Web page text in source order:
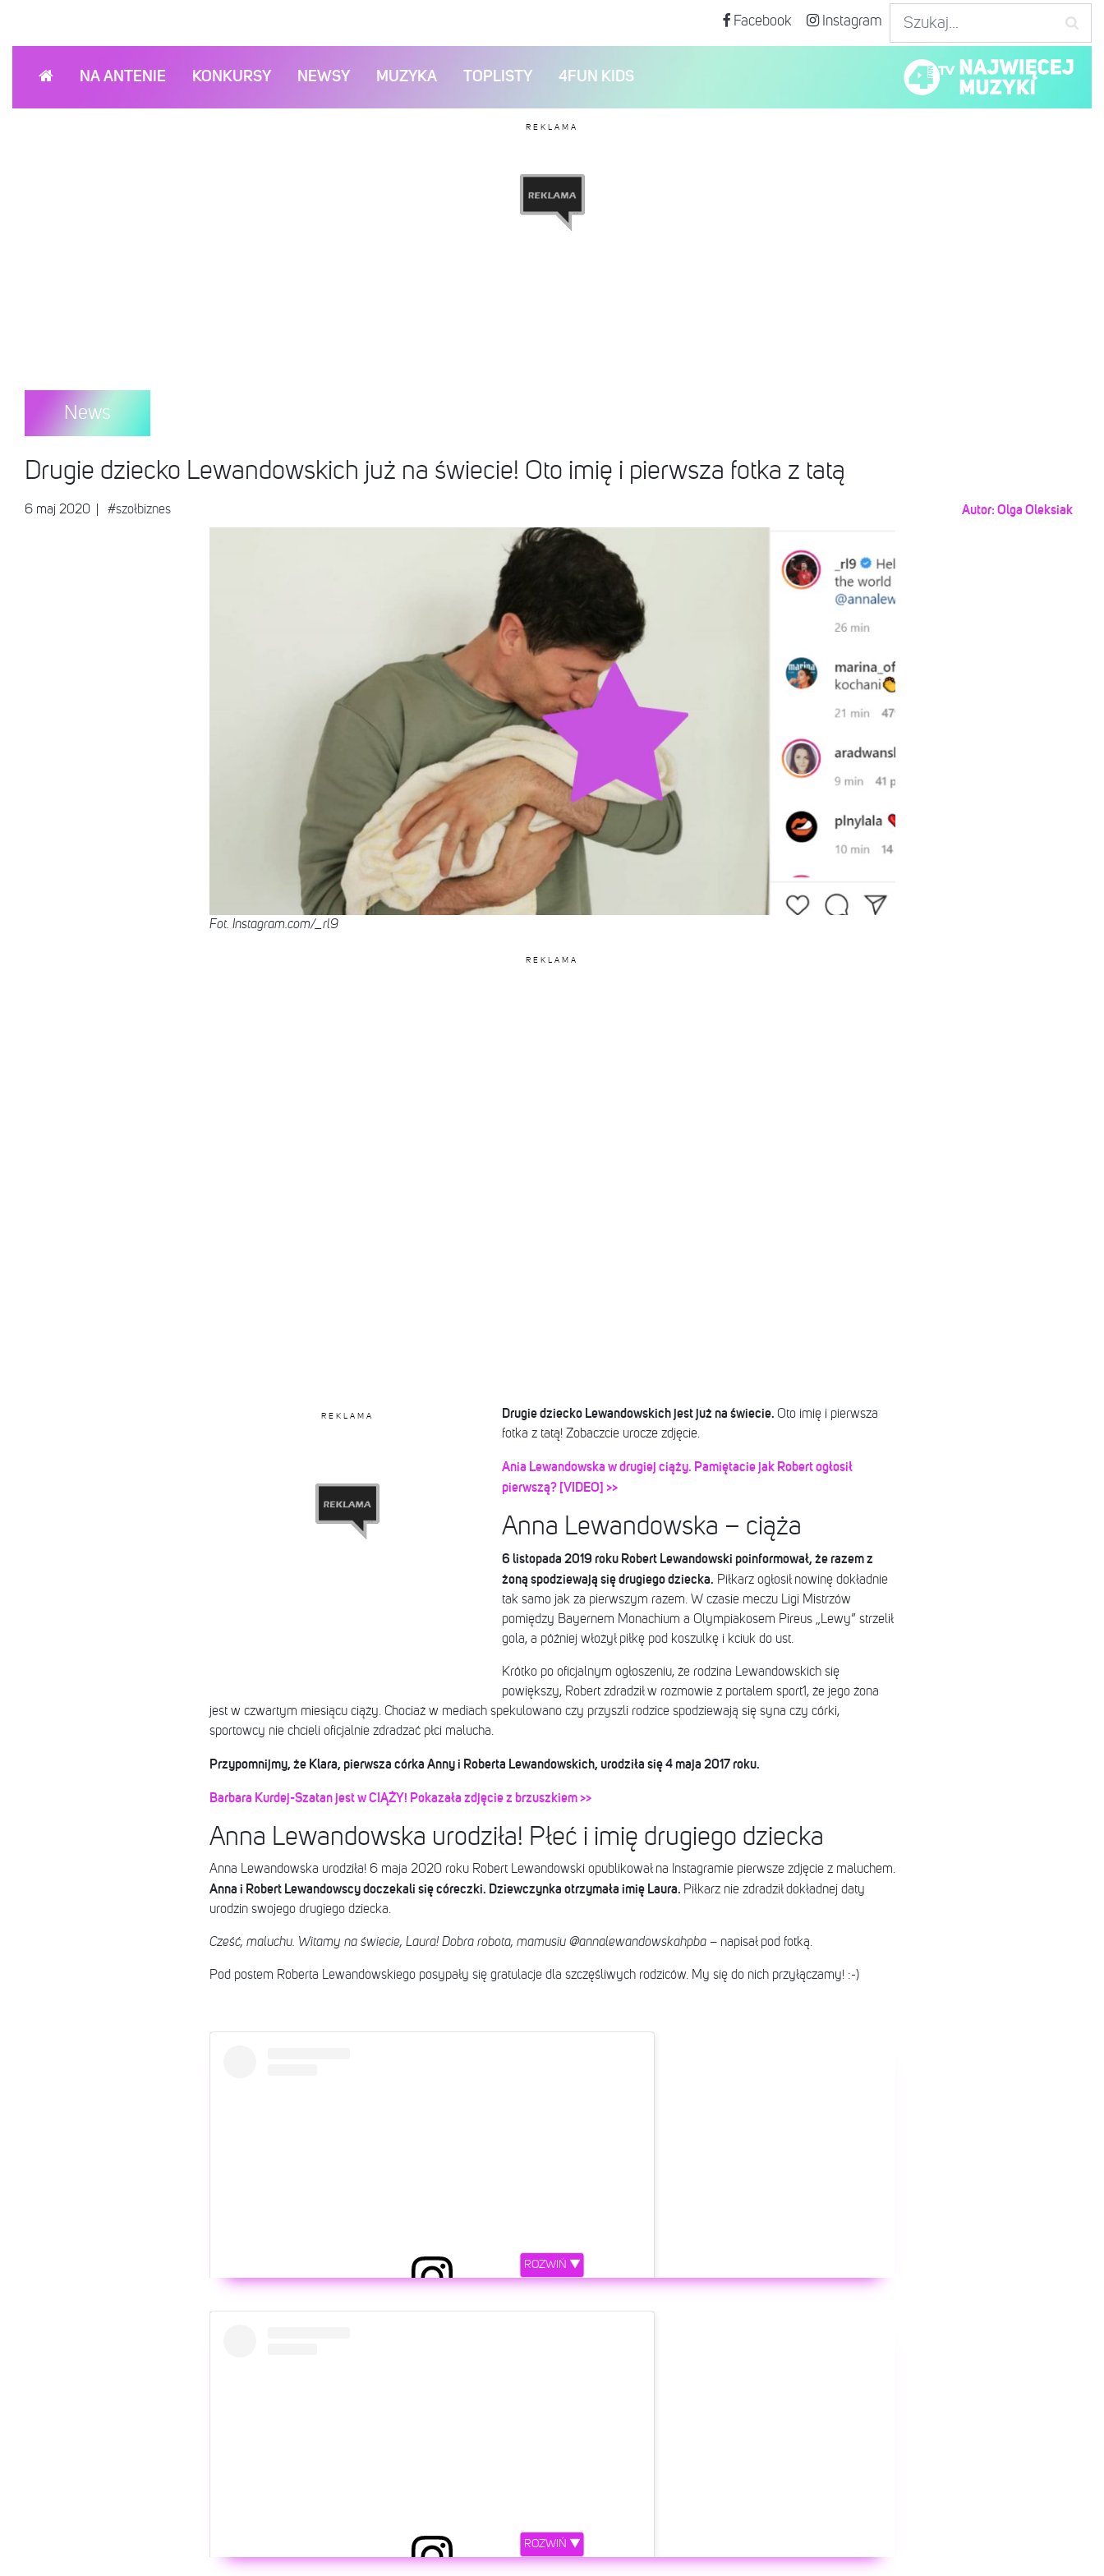
Facebook Instagram
NA ANTENIE KONKURSY NEWSY MUZYKA TOPLISTY 4FUN KIDS
REKLAMA
News
Drugie dziecko Lewandowskich już na świecie! Oto imię i pierwsza fotka z tatą
6 maj 2020 #szołbiznes Autor: Olga Oleksiak
Fot. Instagram.com/_rl9
REKLAMA
REKLAMA Drugie dziecko Lewandowskich jest już na świecie. Oto imię i pierwsza
fotka z tatą! Zobaczcie urocze zdjęcie.
Ania Lewandowska w drugiej ciąży. Pamiętacie jak Robert ogłosił
pierwszą? [VIDEO] >>
Anna Lewandowska – ciąża
6 listopada 2019 roku Robert Lewandowski poinformował, że razem z
żoną spodziewają się drugiego dziecka. Piłkarz ogłosił nowinę dokładnie
tak samo jak za pierwszym razem. W czasie meczu Ligi Mistrzów
pomiędzy Bayernem Monachium a Olympiakosem Pireus „Lewy” strzelił
gola, a później włożył piłkę pod koszulkę i kciuk do ust.
Krótko po oficjalnym ogłoszeniu, że rodzina Lewandowskich się
powiększy, Robert zdradził w rozmowie z portalem sport1, że jego żona
jest w czwartym miesiącu ciąży. Chociaż w mediach spekulowano czy przyszli rodzice spodziewają się syna czy córki,
sportowcy nie chcieli oficjalnie zdradzać płci malucha.
Przypomnijmy, że Klara, pierwsza córka Anny i Roberta Lewandowskich, urodziła się 4 maja 2017 roku.
Barbara Kurdej-Szatan jest w CIĄŻY! Pokazała zdjęcie z brzuszkiem >>
Anna Lewandowska urodziła! Płeć i imię drugiego dziecka
Anna Lewandowska urodziła! 6 maja 2020 roku Robert Lewandowski opublikował na Instagramie pierwsze zdjęcie z maluchem.
Anna i Robert Lewandowscy doczekali się córeczki. Dziewczynka otrzymała imię Laura. Piłkarz nie zdradził dokładnej daty
urodzin swojego drugiego dziecka.
Cześć, maluchu. Witamy na świecie, Laura! Dobra robota, mamusiu @annalewandowskahpba – napisał pod fotką.
Pod postem Roberta Lewandowskiego posypały się gratulacje dla szczęśliwych rodziców. My się do nich przyłączamy! :-)
@annalewandowskahpba
Post udostępniony przezRobert Lewandowski(@_rl9)Maj 6, 2020 o 2:01 PDT
ROZWIŃ ▼
ROZWIŃ ▼